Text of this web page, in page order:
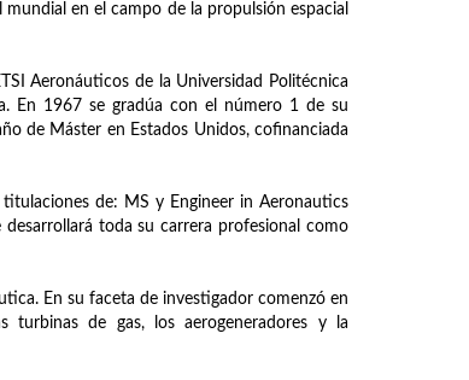
en el campo de la propulsión espacial
Aeronáuticos de la Universidad Politécnica
En 1967 se gradúa con el número 1 de su
de Máster en Estados Unidos, cofinanciada
de: MS y Engineer in Aeronautics
toda su carrera profesional como
En su faceta de investigador comenzó en
turbinas de gas, los aerogeneradores y la